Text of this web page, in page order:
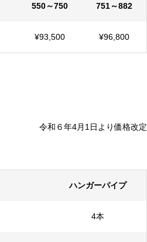
550～750 751～882
¥93,500 ¥96,800
令和６年4月1日より価格改定
ハンガーパイプ
4本